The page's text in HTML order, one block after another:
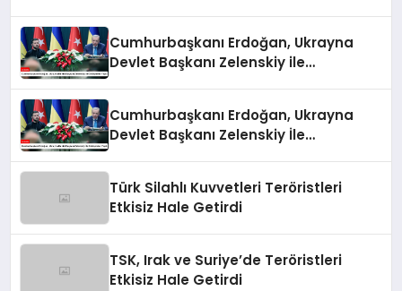
Cumhurbaşkanı Erdoğan, Ukrayna
Devlet Başkanı Zelenskiy ile
Cumhurbaşkanı Erdoğan, Ukrayna
Devlet Başkanı Zelenskiy İle
Türk Silahlı Kuvvetleri Teröristleri
Etkisiz Hale Getirdi
TSK, Irak ve Suriye’de Teröristleri
Etkisiz Hale Getirdi